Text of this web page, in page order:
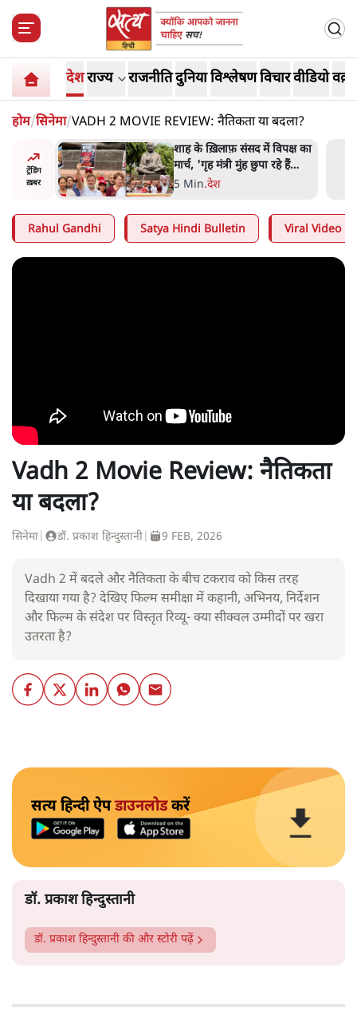
देशराज्य राजनीतिदुनियाविश्लेषणविचारवीडियो
होम/सिनेमा/VADH 2 MOVIE REVIEW: नैतिकता या बदला?
ट्रेंडिंग
ख़बर
का
हैं'
जनता का 2.32 करोड़ रोज़ाना
खर्चः योगी सरकार ने विज्ञापनों पर
उड़ाने में मोदी 3.0 को भी पीछे
7 Min.उत्तर प्रदेश
Rahul Gandhi Satya Hindi Bulletin Viral Video
Vadh 2 Movie Review: नैतिकता
या बदला?
सिनेमा डॉ. प्रकाश हिन्दुस्तानी 9 FEB, 2026
Vadh 2 में बदले और नैतिकता के बीच टकराव को किस तरह
दिखाया गया है? देखिए फिल्म समीक्षा में कहानी, अभिनय, निर्देशन
और फिल्म के संदेश पर विस्तृत रिव्यू- क्या सीक्वल उम्मीदों पर खरा
उतरता है?
सत्य हिन्दी ऐपडाउनलोडकरें
डॉ. प्रकाश हिन्दुस्तानी
डॉ. प्रकाश हिन्दुस्तानी की और स्टोरी पढ़ें